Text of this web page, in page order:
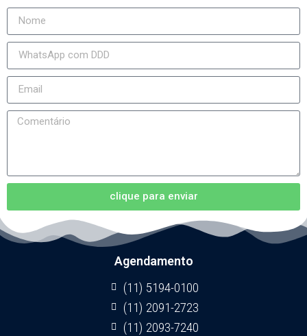
clique para enviar
Agendamento
(11) 5194-0100
(11) 2091-2723
(11) 2093-7240